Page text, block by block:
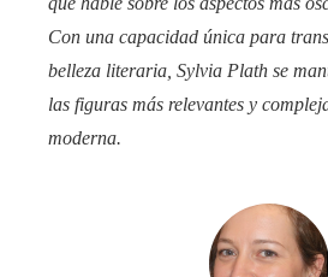
Con una capacidad única para
belleza literaria, Sylvia Plath se
las figuras más relevantes y
moderna.